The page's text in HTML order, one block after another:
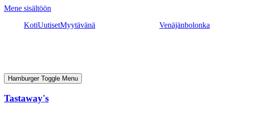
Mene sisältöön
KotiUutisetMyytävänä Venäjänbolonka
Hamburger Toggle Menu
Tastaway's